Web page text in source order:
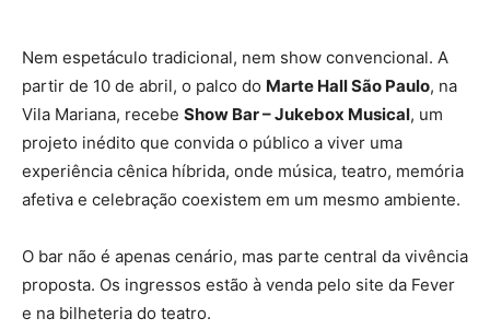
Nem espetáculo tradicional, nem show convencional. A
partir de 10 de abril, o palco do Marte Hall São Paulo, na
Vila Mariana, recebe Show Bar – Jukebox Musical, um
projeto inédito que convida o público a viver uma
experiência cênica híbrida, onde música, teatro, memória
afetiva e celebração coexistem em um mesmo ambiente.
O bar não é apenas cenário, mas parte central da vivência
proposta. Os ingressos estão à venda pelo site da Fever
e na bilheteria do teatro.